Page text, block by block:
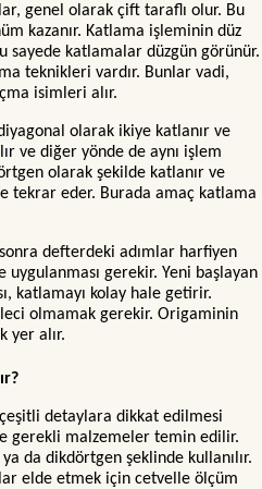
genel olarak çift taraflı olur. Bu
kazanır. Katlama işleminin düz
sayede katlamalar düzgün görünür.
teknikleri vardır. Bunlar vadi,
isimleri alır.
olarak ikiye katlanır ve
ve diğer yönde de aynı işlem
olarak şekilde katlanır ve
tekrar eder. Burada amaç katlama
defterdeki adımlar harfiyen
uygulanması gerekir. Yeni başlayan
katlamayı kolay hale getirir.
olmamak gerekir. Origaminin
yer alır.
çeşitli detaylara dikkat edilmesi
gerekli malzemeler temin edilir.
da dikdörtgen şeklinde kullanılır.
elde etmek için cetvelle ölçüm